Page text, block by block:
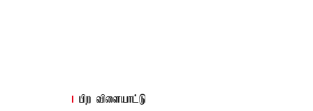
பிற விளையாட்டு